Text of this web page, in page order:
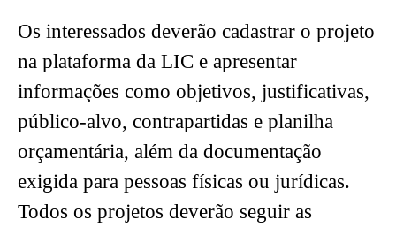
Os interessados deverão cadastrar o projeto
na plataforma da LIC e apresentar
informações como objetivos, justificativas,
público-alvo, contrapartidas e planilha
orçamentária, além da documentação
exigida para pessoas físicas ou jurídicas.
Todos os projetos deverão seguir as